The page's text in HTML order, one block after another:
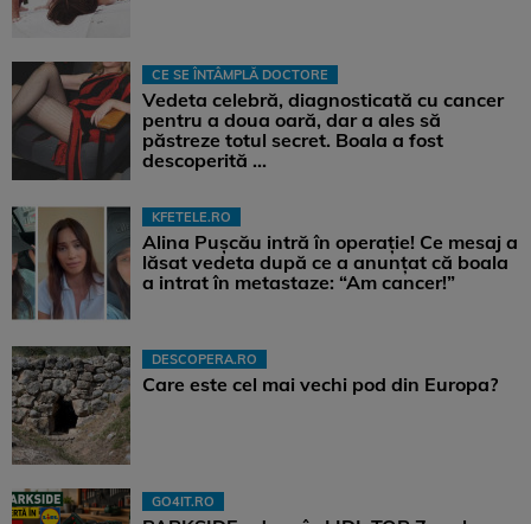
CE SE ÎNTÂMPLĂ DOCTORE
Vedeta celebră, diagnosticată cu cancer
pentru a doua oară, dar a ales să
păstreze totul secret. Boala a fost
descoperită ...
KFETELE.RO
Alina Pușcău intră în operație! Ce mesaj a
lăsat vedeta după ce a anunțat că boala
a intrat în metastaze: “Am cancer!”
DESCOPERA.RO
Care este cel mai vechi pod din Europa?
GO4IT.RO